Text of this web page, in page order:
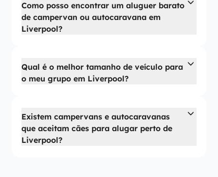
Como posso encontrar um aluguer barato
de campervan ou autocaravana em
Liverpool?
Qual é o melhor tamanho de veículo para
o meu grupo em Liverpool?
Existem campervans e autocaravanas
que aceitam cães para alugar perto de
Liverpool?